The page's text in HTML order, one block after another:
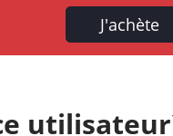
J'achète